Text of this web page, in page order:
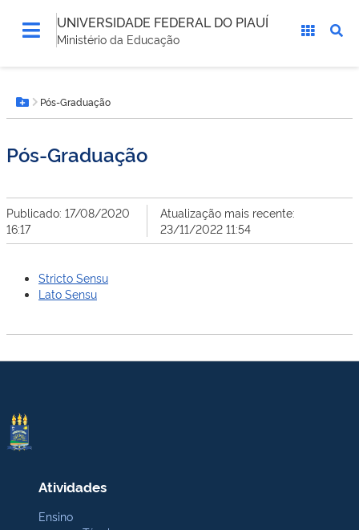
UNIVERSIDADE FEDERAL DO PIAUÍ
Ministério da Educação
está
aqui:Botão Menu
Pós-Graduação
Pós-Graduação
Publicado: 17/08/2020
16:17
Atualização mais recente:
23/11/2022 11:54
Stricto Sensu
Lato Sensu
Atividades
Ensino